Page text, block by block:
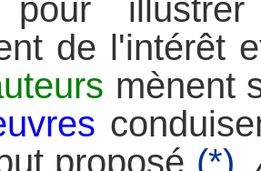
pour
de l'intérêt
mènent
proposé (*).